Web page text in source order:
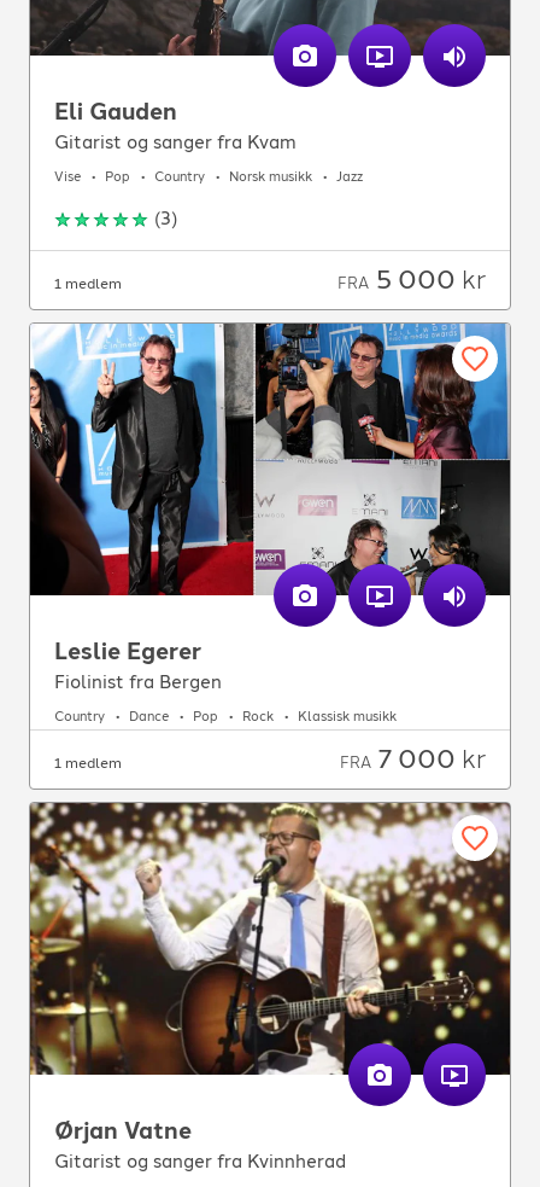
Whitesnake-Here I go again -1982
Åge Aleksandersen
Levva livet!
1984
1984
Eli Gauden
Gitarist og sanger fra Kvam
Vise Pop Country Norsk musikk Jazz
(3)
1 medlem FRA 5 000 kr
Leslie Egerer
Fiolinist fra Bergen
Country Dance Pop Rock Klassisk musikk
1 medlem FRA 7 000 kr
Ørjan Vatne
Gitarist og sanger fra Kvinnherad